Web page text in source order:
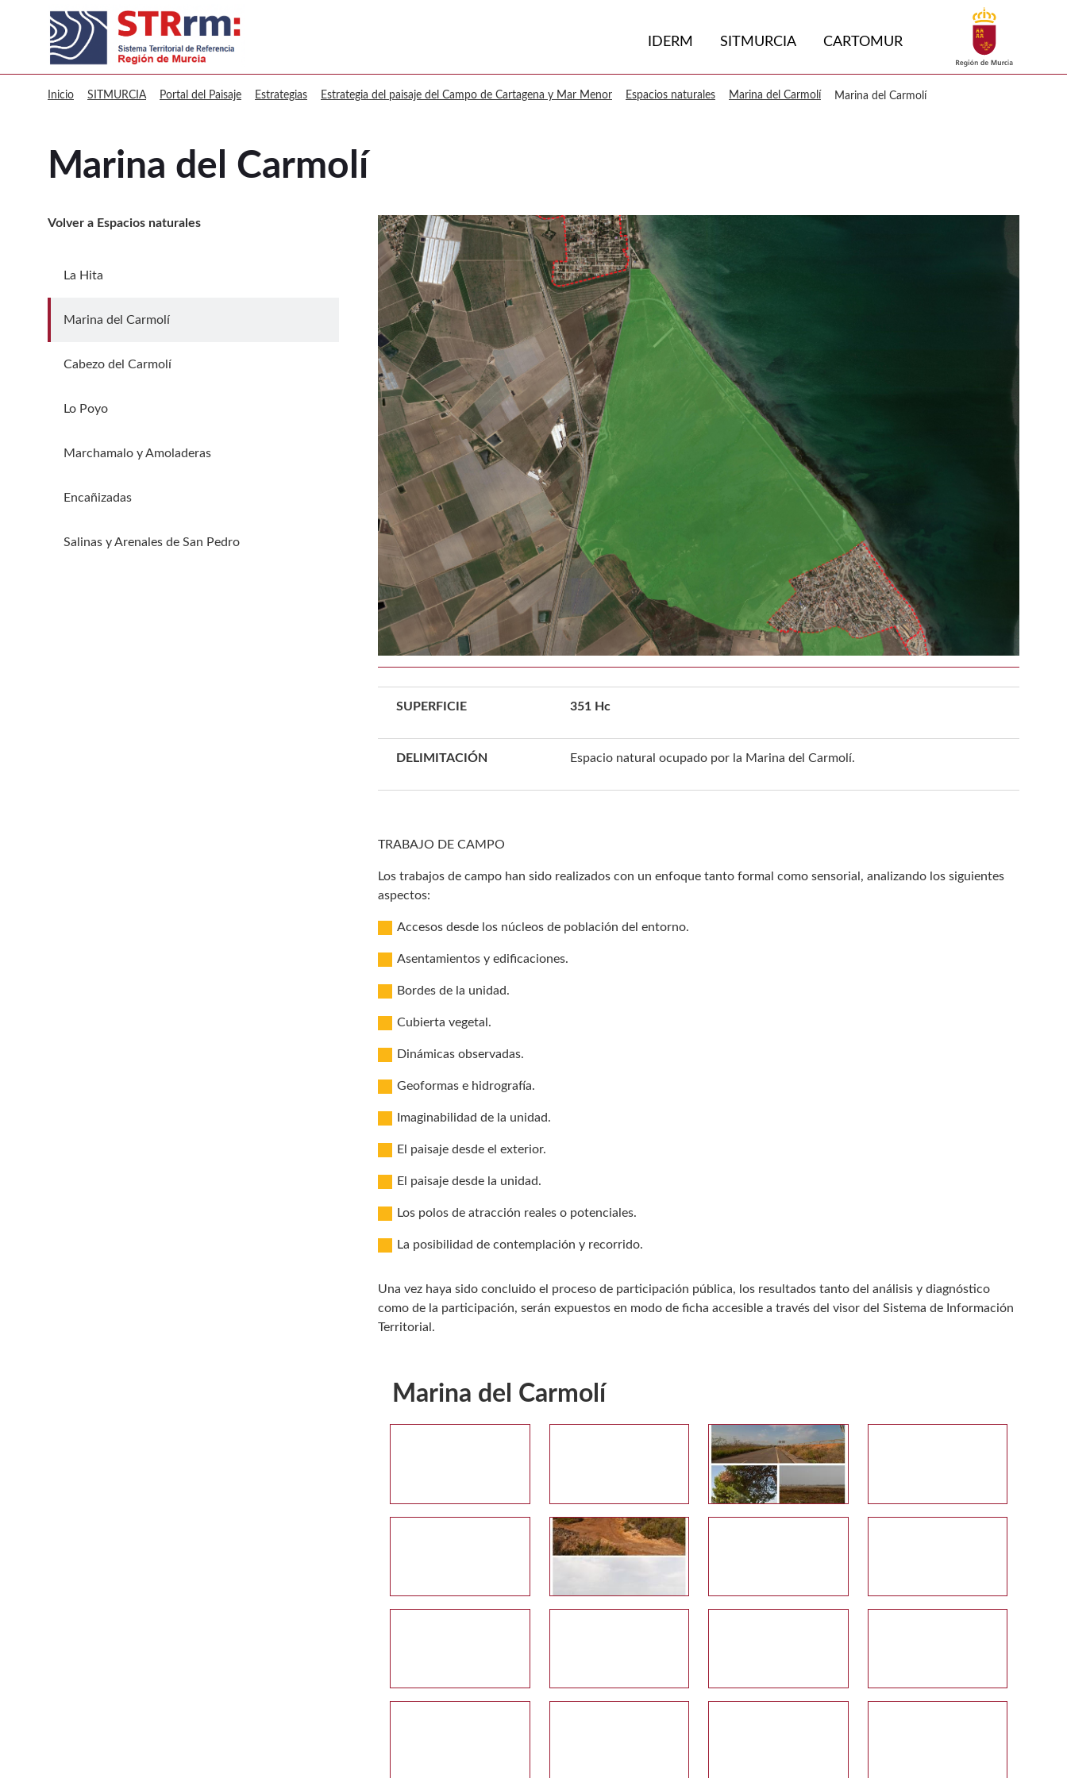
sitmurcia Marina del Carmolí IDERM SITMURCIA CARTOMUR Buscar
Inicio SITMURCIA Portal del Paisaje Estrategias Estrategia del paisaje del Campo de Cartagena y Mar Menor Espacios naturales Marina del Carmolí Marina del Carmolí
Marina del Carmolí
Volver a Espacios naturales
La Hita
Ir a La Hita
Marina del Carmolí
Cabezo del Carmolí
Ir a Cabezo del Carmolí
Lo Poyo
Ir a Lo Poyo
Marchamalo y Amoladeras
Ir a Marchamalo y Amoladeras
Encañizadas
Ir a Encañizadas
Salinas y Arenales de San Pedro
Ir a Salinas y Arenales de San Pedro
SUPERFICIE 351 Hc
DELIMITACIÓN Espacio natural ocupado por la Marina del Carmolí.
TRABAJO DE CAMPO
Los trabajos de campo han sido realizados con un enfoque tanto formal como sensorial, analizando los siguientes
aspectos:
Accesos desde los núcleos de población del entorno.
Asentamientos y edificaciones.
Bordes de la unidad.
Cubierta vegetal.
Dinámicas observadas.
Geoformas e hidrografía.
Imaginabilidad de la unidad.
El paisaje desde el exterior.
El paisaje desde la unidad.
Los polos de atracción reales o potenciales.
La posibilidad de contemplación y recorrido.
Una vez haya sido concluido el proceso de participación pública, los resultados tanto del análisis y diagnóstico
como de la participación, serán expuestos en modo de ficha accesible a través del visor del Sistema de Información
Territorial.
Marina del Carmolí